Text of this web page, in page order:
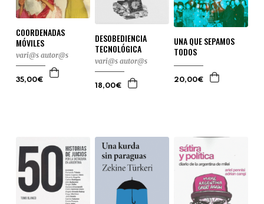
COORDENADAS
MÓVILES
vari@s autor@s
35,00€
DESOBEDIENCIA
TECNOLÓGICA
vari@s autor@s
18,00€
UNA QUE SEPAMOS
TODOS
20,00€